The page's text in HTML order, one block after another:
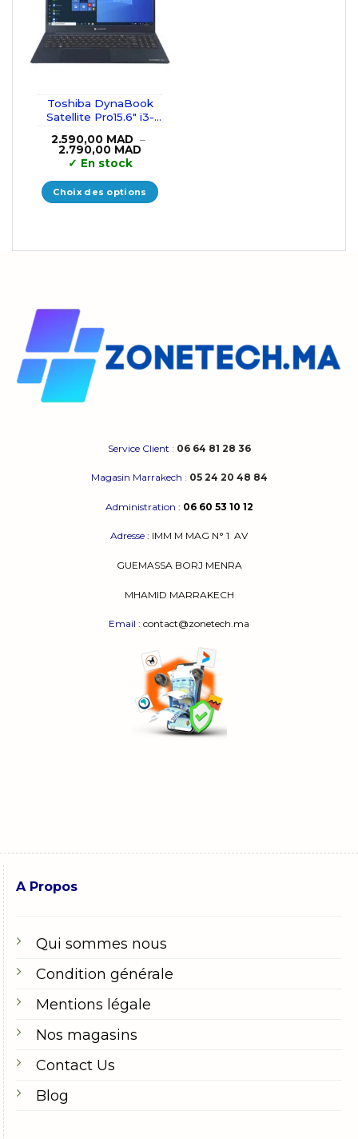
Toshiba DynaBook
Satellite Pro15.6″ i3-
SSD
2.590,00 MAD –
2.790,00 MAD
2.590,00 MAD
à
2.790,00 MAD
✓ En stock
Choix des options
peuvent
être
choisies
produit
Service Client : 06 64 81 28 36
Magasin Marrakech : 05 24 20 48 84
Administration : 06 60 53 10 12
Adresse : IMM M MAG N° 1 AV
GUEMASSA BORJ MENRA
MHAMID MARRAKECH
Email : contact@zonetech.ma
A Propos
Qui sommes nous
Condition générale
Mentions légale
Nos magasins
Contact Us
Blog